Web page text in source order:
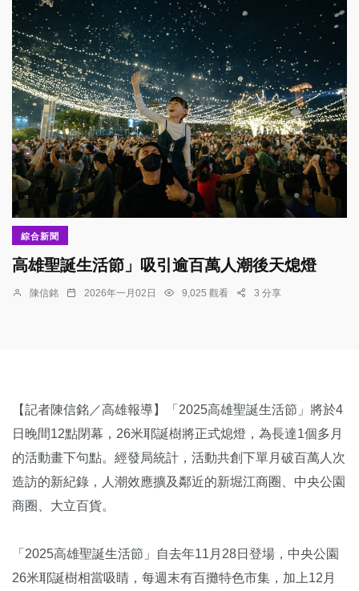
綜合新聞
高雄聖誕生活節」吸引逾百萬人潮後天熄燈
陳信銘 2026年一月02日 9,025 觀看 3 分享
【記者陳信銘／高雄報導】「2025高雄聖誕生活節」將於4
日晚間12點閉幕，26米耶誕樹將正式熄燈，為長達1個多月
的活動畫下句點。經發局統計，活動共創下單月破百萬人次
造訪的新紀錄，人潮效應擴及鄰近的新堀江商圈、中央公園
商圈、大立百貨。
「2025高雄聖誕生活節」自去年11月28日登場，中央公園
26米耶誕樹相當吸睛，每週末有百攤特色市集，加上12月